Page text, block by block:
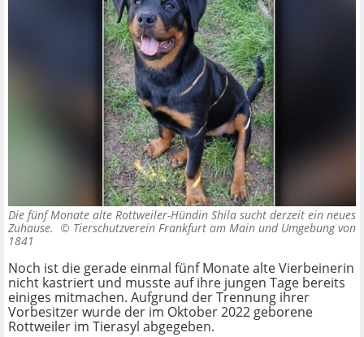
Die fünf Monate alte Rottweiler-Hündin Shila sucht derzeit ein neues
Zuhause. © Tierschutzverein Frankfurt am Main und Umgebung von
1841
Noch ist die gerade einmal fünf Monate alte Vierbeinerin
nicht kastriert und musste auf ihre jungen Tage bereits
einiges mitmachen. Aufgrund der Trennung ihrer
Vorbesitzer wurde der im Oktober 2022 geborene
Rottweiler im Tierasyl abgegeben.